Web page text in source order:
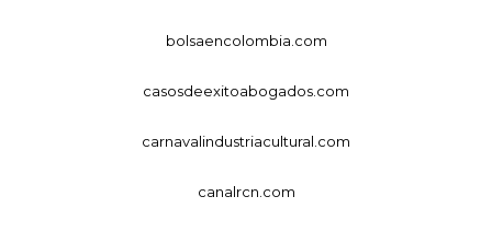
bolsaencolombia.com
casosdeexitoabogados.com
carnavalindustriacultural.com
canalrcn.com